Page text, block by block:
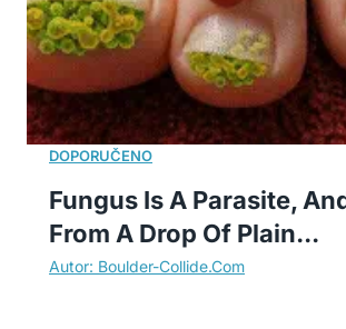
Fungus Is A Parasite,
From A Drop Of Plain...